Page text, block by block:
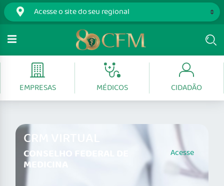
EMPRESAS MÉDICOS CIDADÃO
CRM VIRTUAL
CONSELHO FEDERAL DE
MEDICINA
Acesse